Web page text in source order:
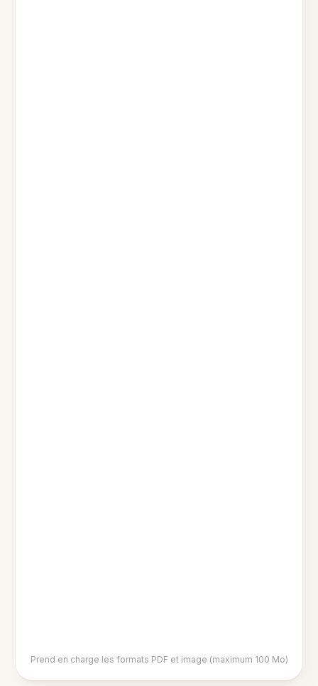
Prend en charge les formats PDF et image (maximum 100 Mo)